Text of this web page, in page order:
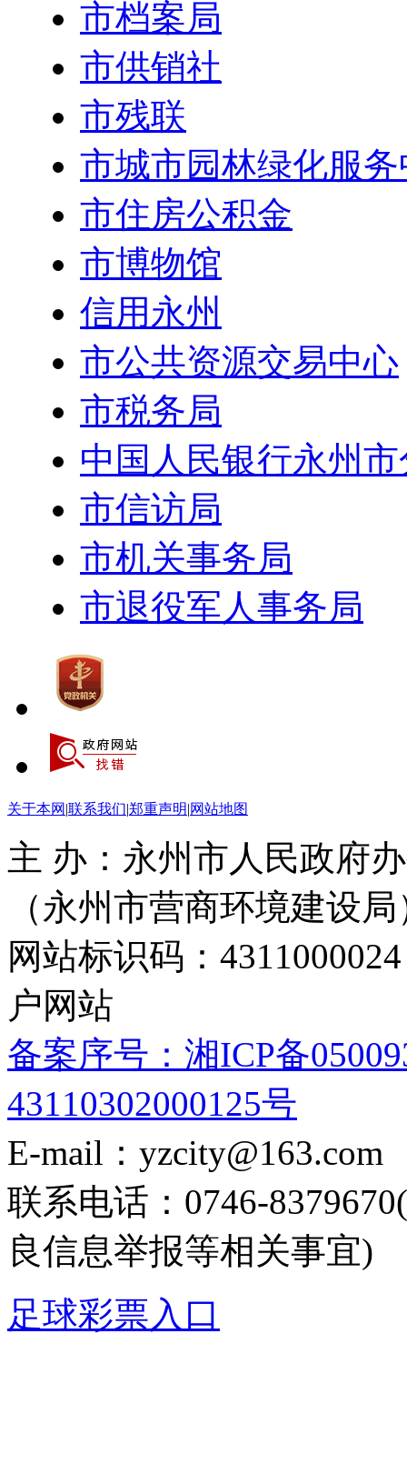
市档案局
市供销社
市残联
市城市园林绿化服
市住房公积金
市博物馆
信用永州
市公共资源交易中心
市税务局
中国人民银行永州
市信访局
市机关事务局
市退役军人事务局
关于本网 |联系我们|郑重声明|网站地图
主 办：永州市人民政府
（永州市营商环境建设局
网站标识码：
户网站
备案序号：湘ICP备
43110302000125号
E-mail：yzcity@163.com
联系电话：0746-
良信息举报等相关事宜)
足球彩票入口